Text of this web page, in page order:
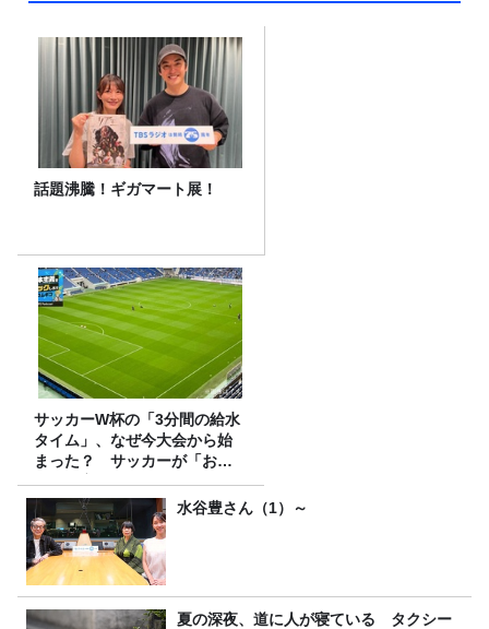
話題沸騰！ギガマート展！
サッカーW杯の「3分間の給水
タイム」、なぜ今大会から始
まった？ サッカーが「お
金」に変わる仕組み
水谷豊さん（1）～
夏の深夜、道に人が寝ている タクシー